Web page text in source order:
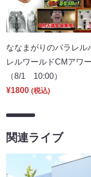
ななまがりのパラレル
レルワールドCMアワ
（8/1 10:00）
¥1800 (税込)
関連ライブ